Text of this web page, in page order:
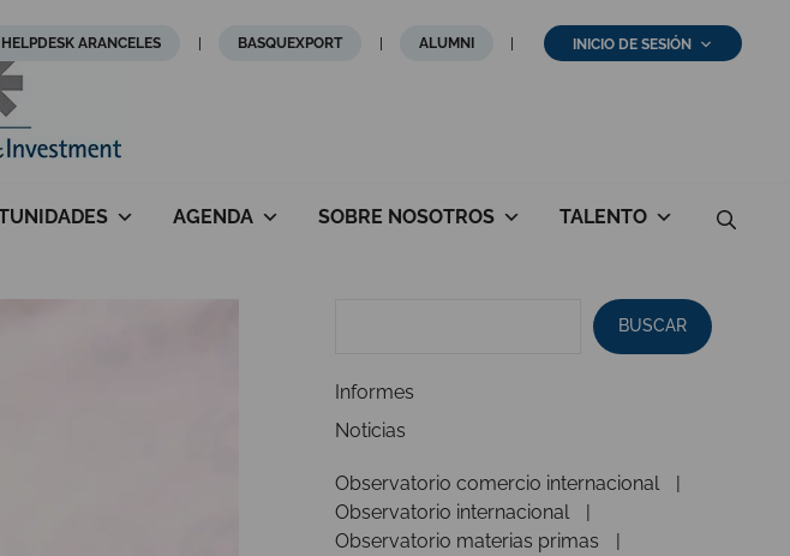
HELPDESK ARANCELES BASQUEXPORT ALUMNI INICIO DE SESIÓN
AGENDA SOBRE NOSOTROS TALENTO
BUSCAR
Informes
Noticias
Observatorio comercio internacional
Observatorio internacional
Observatorio materias primas